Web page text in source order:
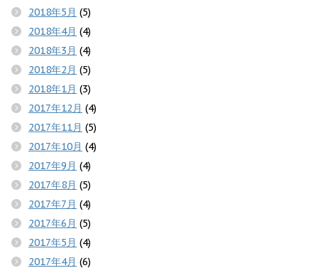
2018年5月 (5)
2018年4月 (4)
2018年3月 (4)
2018年2月 (5)
2018年1月 (3)
2017年12月 (4)
2017年11月 (5)
2017年10月 (4)
2017年9月 (4)
2017年8月 (5)
2017年7月 (4)
2017年6月 (5)
2017年5月 (4)
2017年4月 (6)